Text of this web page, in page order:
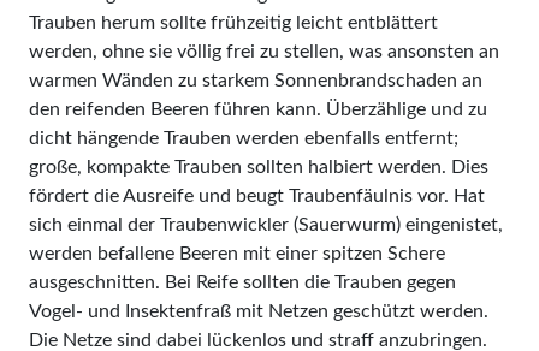
Trauben herum sollte frühzeitig leicht entblättert
werden, ohne sie völlig frei zu stellen, was ansonsten an
warmen Wänden zu starkem Sonnenbrandschaden an
den reifenden Beeren führen kann. Überzäh­lige und zu
dicht hängende Trauben werden ebenfalls entfernt;
große, kompakte Trauben sollten halbiert werden. Dies
fördert die Ausreife und beugt Traubenfäulnis vor. Hat
sich einmal der Traubenwickler (Sauerwurm) eingenistet,
werden befallene Beeren mit einer spitzen Schere
ausgeschnitten. Bei Reife sollten die Trauben gegen
Vogel- und Insektenfraß mit Netzen geschützt werden.
Die Netze sind dabei lückenlos und straff anzubringen.